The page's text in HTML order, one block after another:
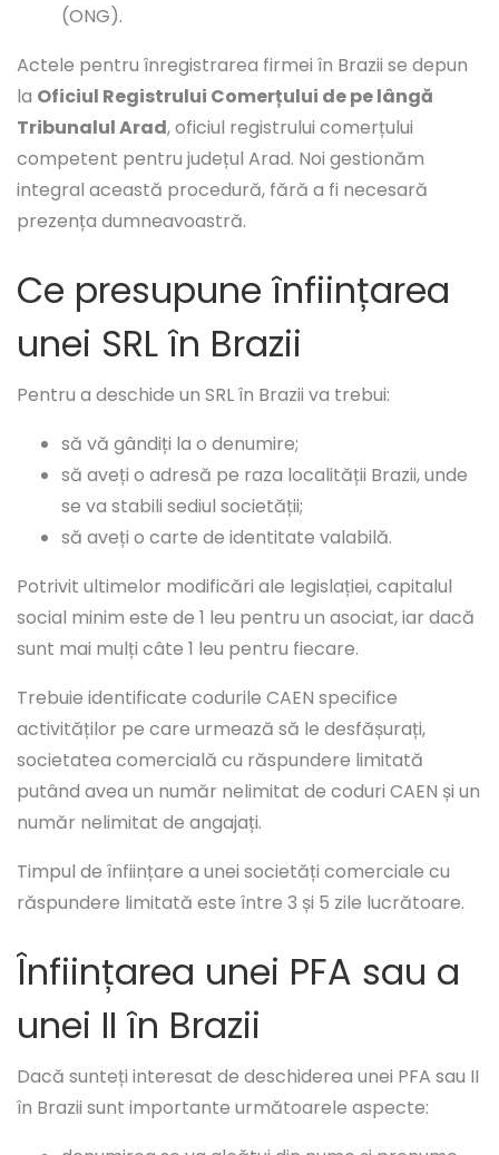
(ONG).
Actele pentru înregistrarea firmei în Brazii se depun
la Oficiul Registrului Comerțului de pe lângă
Tribunalul Arad, oficiul registrului comerțului
competent pentru județul Arad. Noi gestionăm
integral această procedură, fără a fi necesară
prezența dumneavoastră.
Ce presupune înființarea
unei SRL în Brazii
Pentru a deschide un SRL în Brazii va trebui:
să vă gândiți la o denumire;
să aveți o adresă pe raza localității Brazii, unde
se va stabili sediul societății;
să aveți o carte de identitate valabilă.
Potrivit ultimelor modificări ale legislației, capitalul
social minim este de 1 leu pentru un asociat, iar dacă
sunt mai mulți câte 1 leu pentru fiecare.
Trebuie identificate codurile CAEN specifice
activităților pe care urmează să le desfășurați,
societatea comercială cu răspundere limitată
putând avea un număr nelimitat de coduri CAEN și un
număr nelimitat de angajați.
Timpul de înființare a unei societăți comerciale cu
răspundere limitată este între 3 și 5 zile lucrătoare.
Înființarea unei PFA sau a
unei II în Brazii
Dacă sunteți interesat de deschiderea unei PFA sau II
în Brazii sunt importante următoarele aspecte: